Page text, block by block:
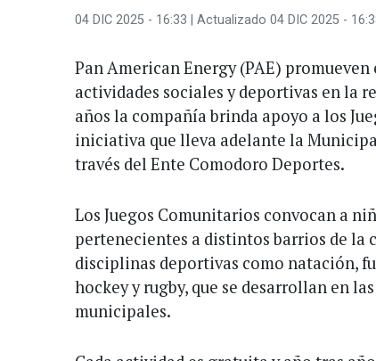
04 DIC 2025 - 16:33 | Actualizado 04 DIC 2025 -
Pan American Energy (PAE)
actividades sociales y deportivas en la
años la compañía brinda apoyo a los
iniciativa que lleva adelante la
través del Ente Comodoro Deportes.
Los Juegos Comunitarios convocan a
pertenecientes a distintos barrios de la
disciplinas deportivas como natación,
hockey y rugby, que se desarrollan en
municipales.